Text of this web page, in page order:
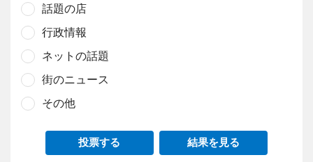
話題の店
行政情報
ネットの話題
街のニュース
その他
投票する 結果を見る